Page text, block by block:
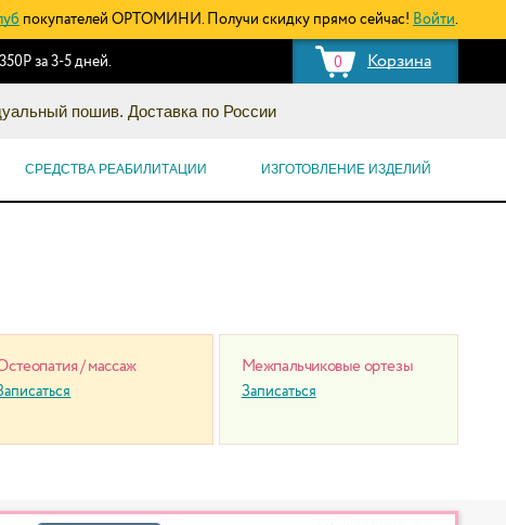
покупателей ОРТОМИНИ. Получи скидку прямо сейчас! Войти.
0 Корзина
за 3-5 дней.
пошив. Доставка по России
СРЕДСТВА РЕАБИЛИТАЦИИ ИЗГОТОВЛЕНИЕ ИЗДЕЛИЙ
/ массаж Межпальчиковые ортезы
Записаться